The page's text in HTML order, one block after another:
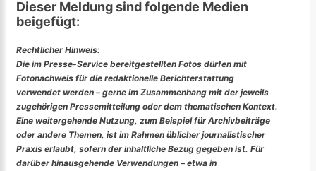
Dieser Meldung sind folgende Medien
beigefügt:
Rechtlicher Hinweis:
Die im Presse-Service bereitgestellten Fotos dürfen mit
Fotonachweis für die redaktionelle Berichterstattung
verwendet werden – gerne im Zusammenhang mit der jeweils
zugehörigen Pressemitteilung oder dem thematischen Kontext.
Eine weitergehende Nutzung, zum Beispiel für Archivbeiträge
oder andere Themen, ist im Rahmen üblicher journalistischer
Praxis erlaubt, sofern der inhaltliche Bezug gegeben ist. Für
darüber hinausgehende Verwendungen – etwa in